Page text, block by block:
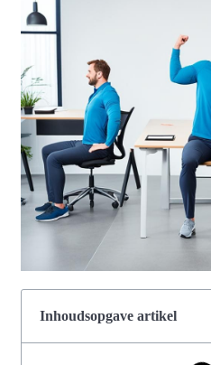
Inhoudsopgave artikel